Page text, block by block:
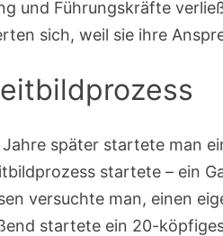
und Führungskräfte
sich, weil sie ihre
später startete man
startete – ein
versuchte man, einen
startete ein 20-